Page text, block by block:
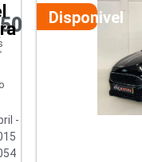
-
Disponivel